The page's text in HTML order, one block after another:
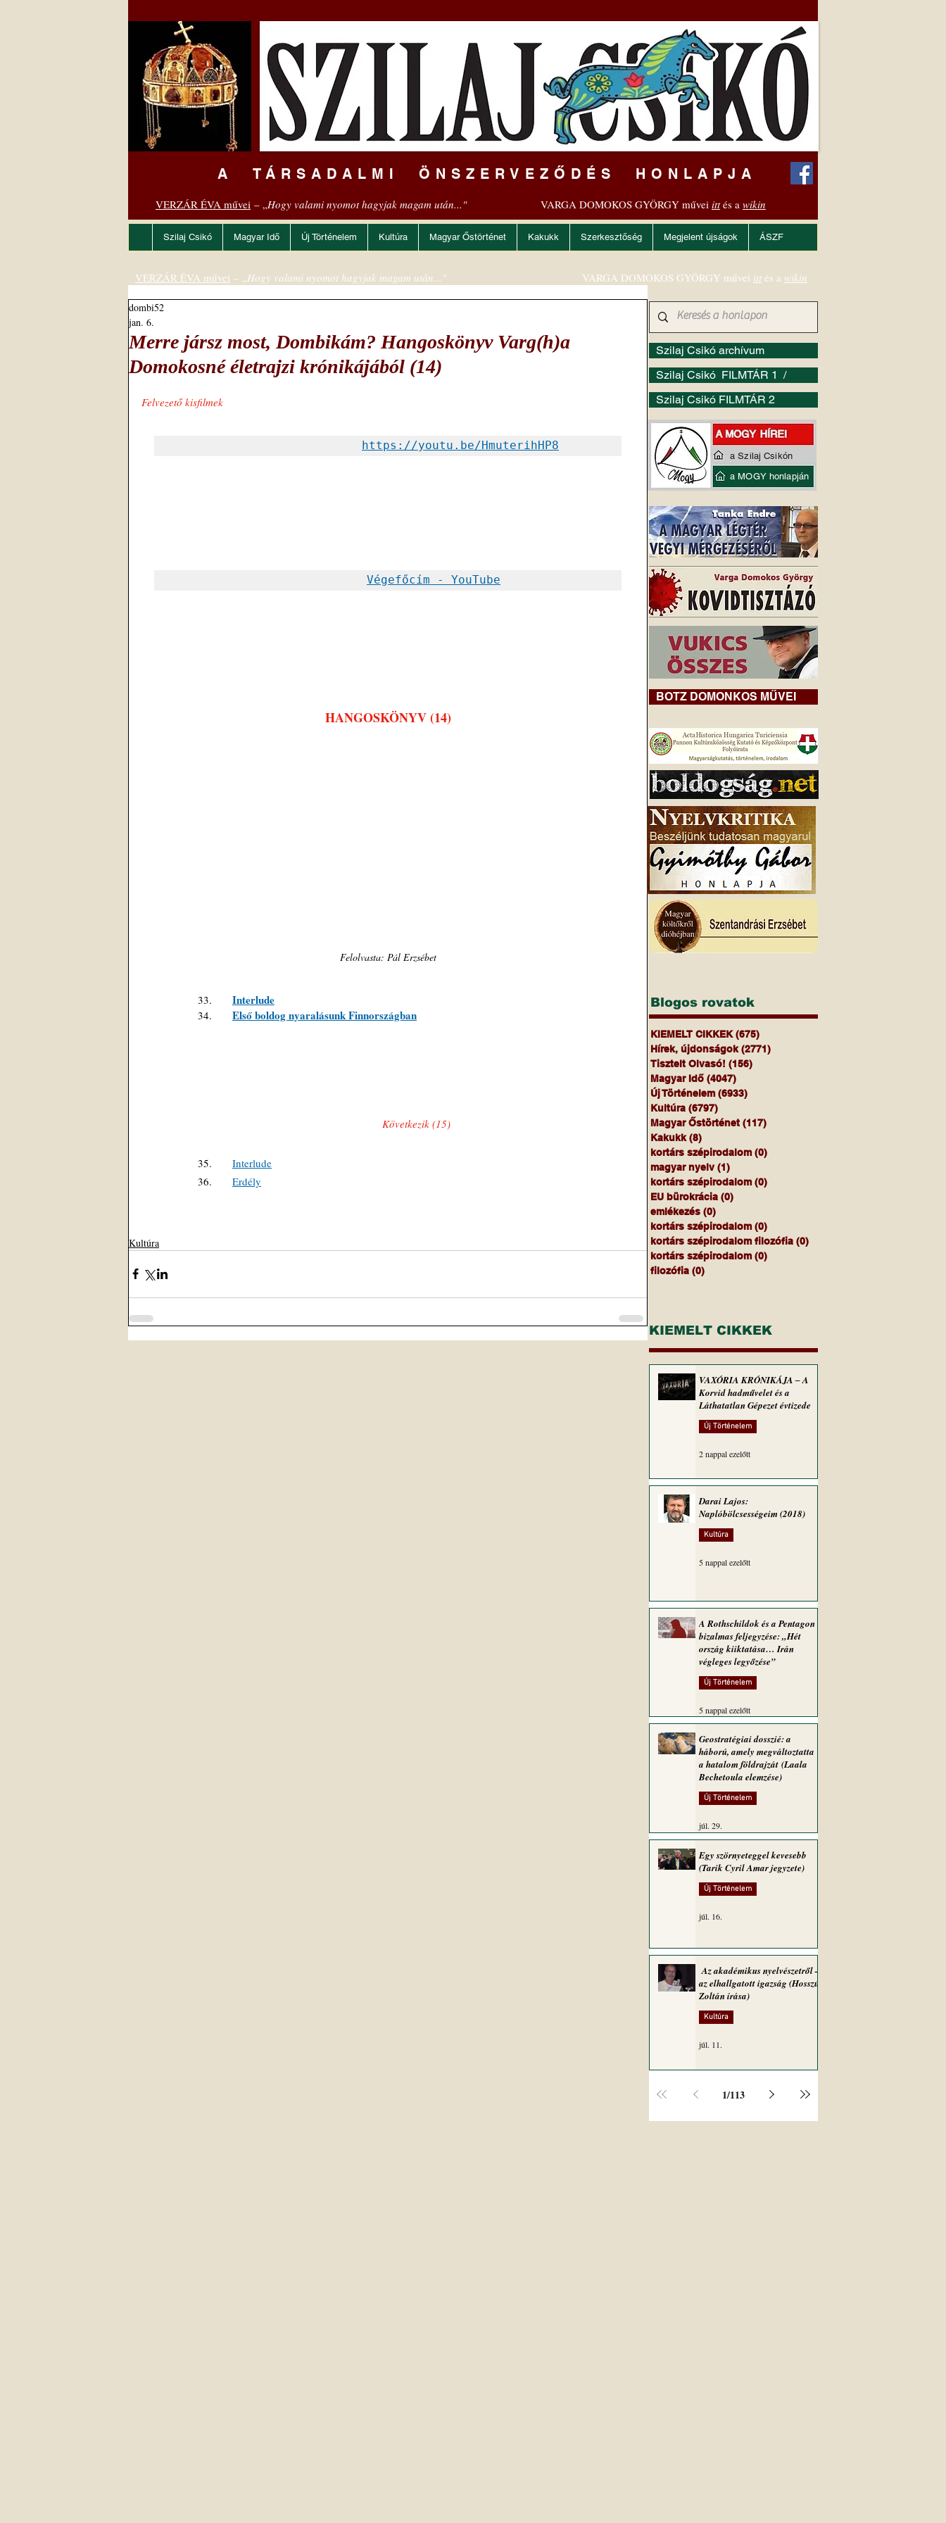
A TÁRSADALMI ÖNSZERVEZŐDÉS HONLAPJA
VERZÁR ÉVA művei – „Hogy valami nyomot hagyjak magam után..." VARGA DOMOKOS GYÖRGY művei ittés a wikin
Szilaj Csikó Magyar Idő Új Történelem Kultúra Magyar Őstörténet Kakukk Szerkesztőség Megjelent újságok ÁSZF
Merre jársz most, Dombikám? Hangoskönyv Varg(h)a
Domokosné életrajzi krónikájából (14)
dombi52
jan. 6.
Felvezető kisfilmek
https://youtu.be/HmuterihHP8
Végefőcím - YouTube
HANGOSKÖNYV (14)
Felolvasta: Pál Erzsébet
33. Interlude
34. Első boldog nyaralásunk Finnországban
Következik (15)
35. Interlude
36. Erdély
Kultúra
Szilaj Csikó archívum
Szilaj Csikó FILMTÁR 1 /
Szilaj Csikó FILMTÁR 2
VERZÁR ÉVA művei – „Hogy valami nyomot hagyjak magam után..." VARGA DOMOKOS GYÖRGY művei itt és a wikin
BOTZ DOMONKOS MŰVEI
Blogos rovatok
KIEMELT CIKKEK (675)
Hírek, újdonságok (2771)
Tisztelt Olvasó! (156)
Magyar Idő (4047)
Új Történelem (6933)
Kultúra (6797)
Magyar Őstörténet (117)
Kakukk (8)
kortárs szépirodalom (0)
magyar nyelv (1)
kortárs szépirodalom (0)
EU bürokrácia (0)
emlékezés (0)
kortárs szépirodalom (0)
kortárs szépirodalom filozófia (0)
kortárs szépirodalom (0)
filozófia (0)
KIEMELT CIKKEK
VAXÓRIA KRÓNIKÁJA ‒ A
Korvid hadművelet és a
Láthatatlan Gépezet évtizede
Új Történelem
2 nappal ezelőtt
Darai Lajos:
Naplóbölcsességeim (2018)
Kultúra
5 nappal ezelőtt
A Rothschildok és a Pentagon
bizalmas feljegyzése: „Hét
ország kiiktatása… Irán
végleges legyőzése”
Új Történelem
5 nappal ezelőtt
Geostratégiai dosszié: a
háború, amely megváltoztatta
a hatalom földrajzát (Laala
Bechetoula elemzése)
Új Történelem
júl. 29.
Egy szörnyeteggel kevesebb
(Tarik Cyril Amar jegyzete)
Új Történelem
júl. 16.
Az akadémikus nyelvészetről –
az elhallgatott igazság (Hosszú
Zoltán írása)
Kultúra
júl. 11.
1/113
a Szilaj Csikón
a MOGY honlapján